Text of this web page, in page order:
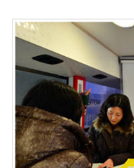
포
털